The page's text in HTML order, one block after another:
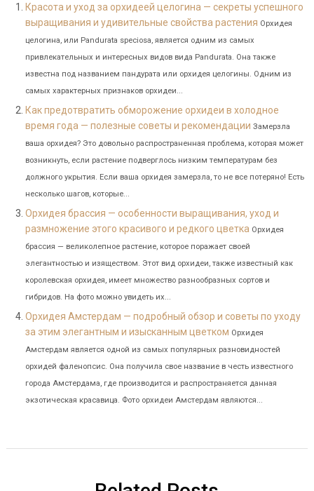
Красота и уход за орхидеей целогина — секреты успешного
выращивания и удивительные свойства растения Орхидея
целогина, или Pandurata speciosa, является одним из самых
привлекательных и интересных видов вида Pandurata. Она также
известна под названием пандурата или орхидея целогины. Одним из
самых характерных признаков орхидеи...
Как предотвратить обморожение орхидеи в холодное
время года — полезные советы и рекомендации Замерзла
ваша орхидея? Это довольно распространенная проблема, которая может
возникнуть, если растение подверглось низким температурам без
должного укрытия. Если ваша орхидея замерзла, то не все потеряно! Есть
несколько шагов, которые...
Орхидея брассия — особенности выращивания, уход и
размножение этого красивого и редкого цветка Орхидея
брассия — великолепное растение, которое поражает своей
элегантностью и изяществом. Этот вид орхидеи, также известный как
королевская орхидея, имеет множество разнообразных сортов и
гибридов. На фото можно увидеть их...
Орхидея Амстердам — подробный обзор и советы по уходу
за этим элегантным и изысканным цветком Орхидея
Амстердам является одной из самых популярных разновидностей
орхидей фаленопсис. Она получила свое название в честь известного
города Амстердама, где производится и распространяется данная
экзотическая красавица. Фото орхидеи Амстердам являются...